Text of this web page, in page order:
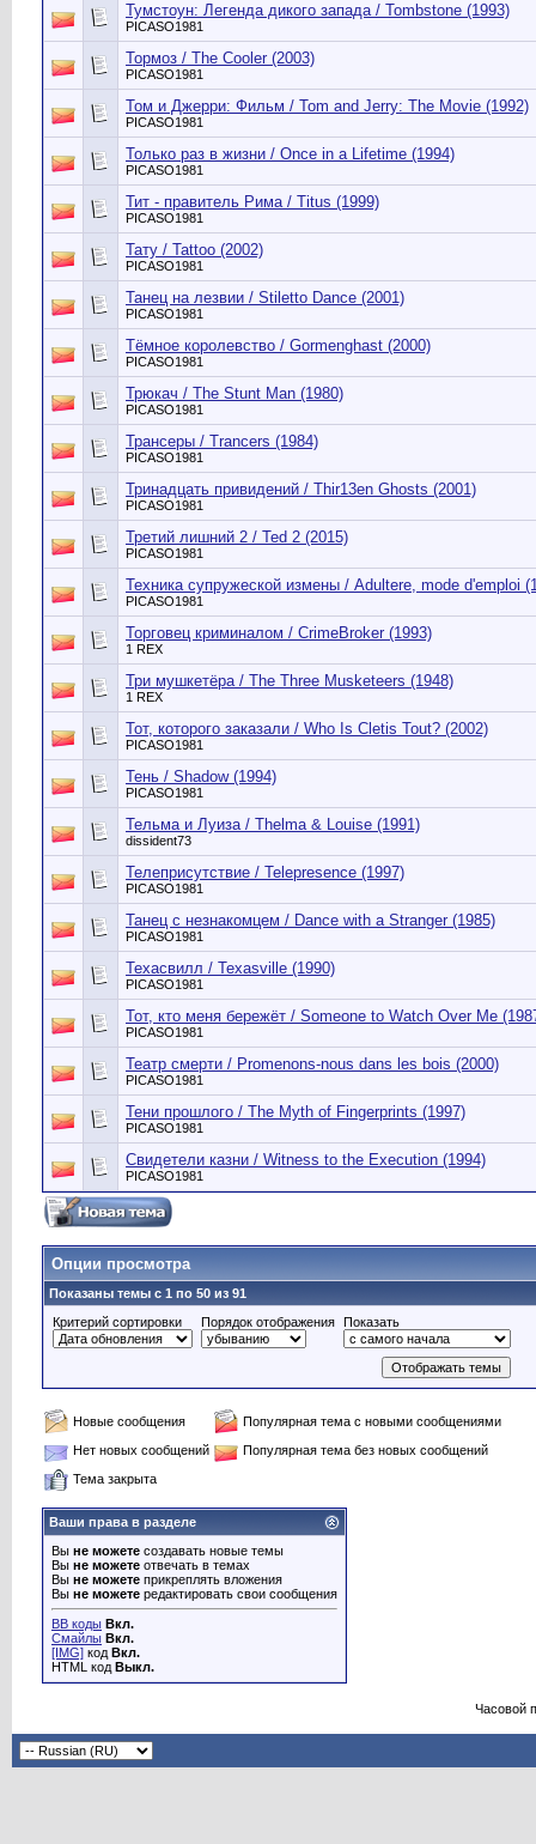
Тумстоун: Легенда дикого запада / Tombstone (1993)
PICASO1981
Тормоз / The Cooler (2003)
PICASO1981
Том и Джерри: Фильм / Tom and Jerry: The Movie (1992)
PICASO1981
Только раз в жизни / Once in a Lifetime (1994)
PICASO1981
Тит - правитель Рима / Titus (1999)
PICASO1981
Тату / Tattoo (2002)
PICASO1981
Танец на лезвии / Stiletto Dance (2001)
PICASO1981
Тёмное королевство / Gormenghast (2000)
PICASO1981
Трюкач / The Stunt Man (1980)
PICASO1981
Трансеры / Trancers (1984)
PICASO1981
Тринадцать привидений / Thir13en Ghosts (2001)
PICASO1981
Третий лишний 2 / Ted 2 (2015)
PICASO1981
Техника супружеской измены / Adultere, mode d'emploi
PICASO1981
Торговец криминалом / CrimeBroker (1993)
1 REX
Три мушкетёра / The Three Musketeers (1948)
1 REX
Тот, которого заказали / Who Is Cletis Tout? (2002)
PICASO1981
Тень / Shadow (1994)
PICASO1981
Тельма и Луиза / Thelma & Louise (1991)
dissident73
Телеприсутствие / Telepresence (1997)
PICASO1981
Танец с незнакомцем / Dance with a Stranger (1985)
PICASO1981
Техасвилл / Texasville (1990)
PICASO1981
Тот, кто меня бережёт / Someone to Watch Over Me
PICASO1981
Театр смерти / Promenons-nous dans les bois (2000)
PICASO1981
Тени прошлого / The Myth of Fingerprints (1997)
PICASO1981
Свидетели казни / Witness to the Execution (1994)
PICASO1981
Опции просмотра
Показаны темы с 1 по 50 из 91
Критерий сортировки
Порядок отображения Показать
Новые сообщения
Популярная тема с новыми сообщениями
Нет новых сообщений
Популярная тема без новых сообщений
Тема закрыта
Ваши права в разделе
Вы не можете создавать новые темы
Вы не можете отвечать в темах
Вы не можете прикреплять вложения
Вы не можете редактировать свои сообщения
BB коды Вкл.
Смайлы Вкл.
[IMG] код Вкл.
HTML код Выкл.
Часовой